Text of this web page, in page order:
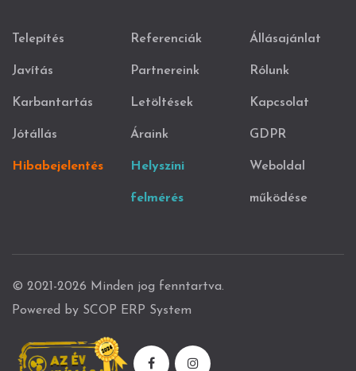
Telepítés
Javítás
Karbantartás
Jótállás
Hibabejelentés
Referenciák
Partnereink
Letöltések
Áraink
Helyszíni
felmérés
Állásajánlat
Rólunk
Kapcsolat
GDPR
Weboldal
működése
© 2021-2026 Minden jog fenntartva.
Powered by SCOP ERP System